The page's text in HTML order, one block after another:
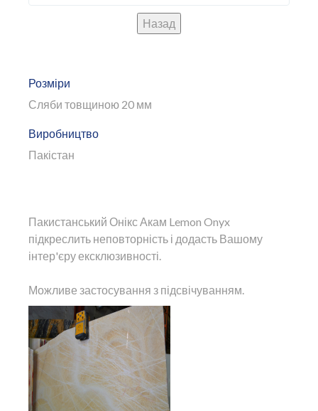
Розміри
Сляби товщиною 20 мм
Виробництво
Пакістан
Пакистанський ОніксАкам Lemon Onyx
підкреслить неповторність і додасть Вашому
інтер'єруексклюзивності.
Можливе застосування з підсвічуванням.